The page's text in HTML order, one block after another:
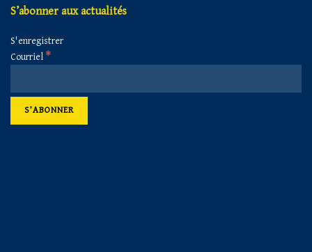
S’abonner aux actualités
S'enregistrer
Courriel*